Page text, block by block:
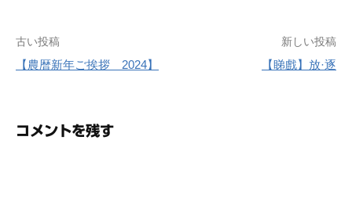
投
稿
ビ
古い投稿
【農暦新年ご挨拶 2024】
新しい投稿
【睇戲】放·逐
コメントを残す